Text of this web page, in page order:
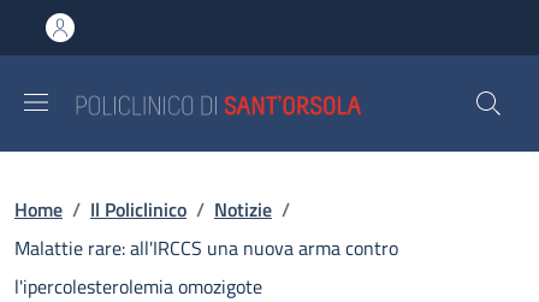
al contenuto principale
to footer content
Briciole di pane
Home / Il Policlinico / Notizie /
Malattie rare: all'IRCCS una nuova arma contro
l'ipercolesterolemia omozigote